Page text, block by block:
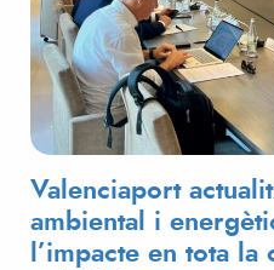
Valenciaport
ambiental i
l’impacte en tota la